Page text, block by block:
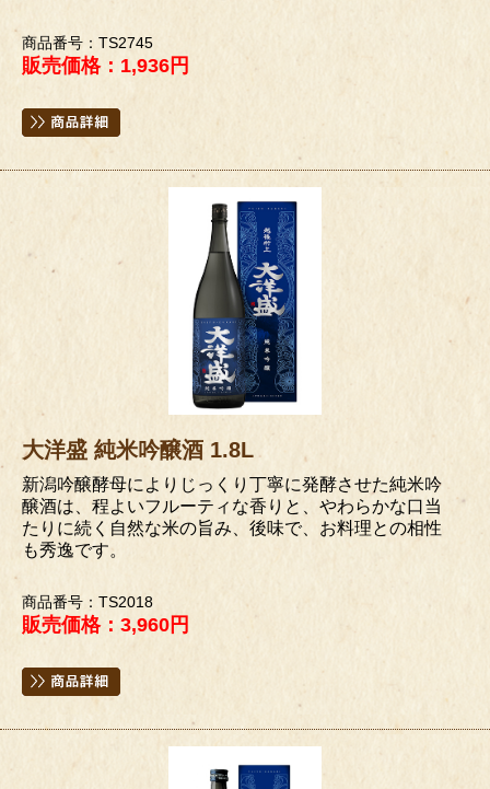
商品番号：TS2745
販売価格：1,936円
大洋盛 純米吟醸酒 1.8L
新潟吟醸酵母によりじっくり丁寧に発酵させた純米吟
醸酒は、程よいフルーティな香りと、やわらかな口当
たりに続く自然な米の旨み、後味で、お料理との相性
も秀逸です。
商品番号：TS2018
販売価格：3,960円